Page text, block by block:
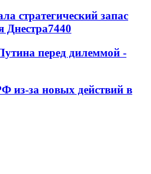
стратегический запас
Днестра7440
перед дилеммой -
из-за новых действий в